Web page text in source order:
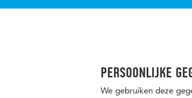
Persoonlijke
We gebruiken deze